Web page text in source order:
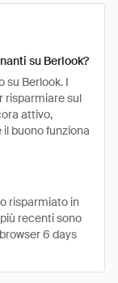
su Berlook?
su Berlook. I
risparmiare sul
attivo,
buono funziona
risparmiato in
recenti sono
6 days